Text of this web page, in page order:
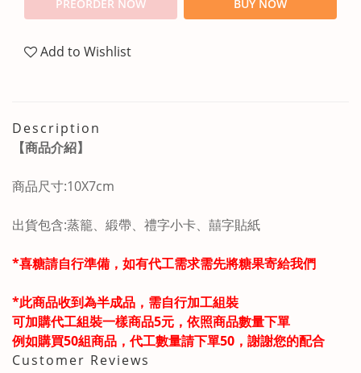
PREORDER NOW BUY NOW
Add to Wishlist
Description
【商品介紹】
商品尺寸:10X7cm
出貨包含:蒸籠、緞帶、禮字小卡、囍字貼紙
*喜糖請自行準備，如有代工需求需先將糖果寄給我們
*此商品收到為半成品，需自行加工組裝
可加購代工組裝一樣商品5元，依照商品數量下單
例如購買50組商品，代工數量請下單50，謝謝您的配合
Customer Reviews